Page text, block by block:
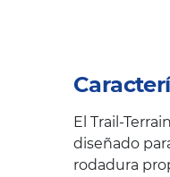
El Trail-
diseñado
rodadura